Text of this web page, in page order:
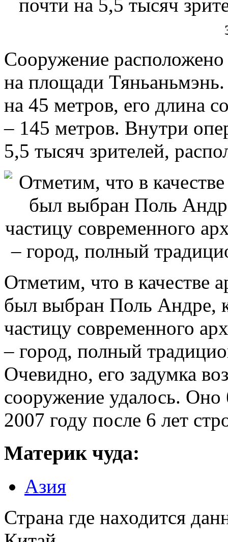
Сооружение расположено
на площади
на 45 метров, его длина
– 145 метров. Внутри
5,5 тысяч зрителей,
Отметим, что в качестве
был выбран Поль Андре,
частицу современного
– город, полный
Очевидно, его задумка
сооружение удалось. Оно
2007 году после 6 лет
Материк чуда:
Азия
Страна где находится